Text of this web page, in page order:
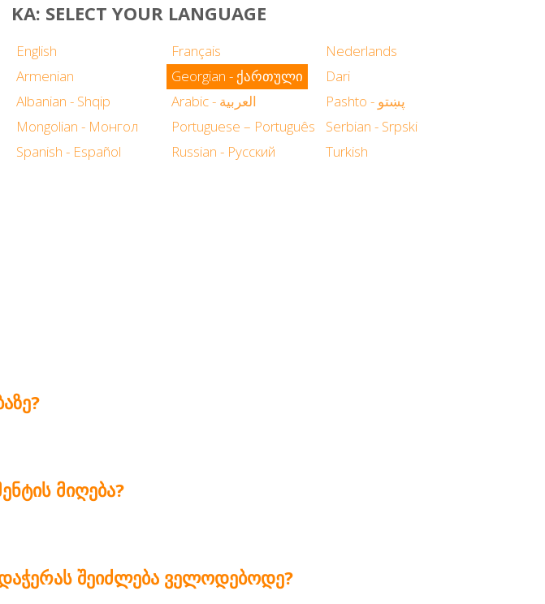
KA: SELECT YOUR LANGUAGE
English Français
Nederlands
Armenian
Georgian - ქართული
Dari
Albanian - Shqip
Arabic - العربية
Pashto - پښتو
Mongolian - Монгол
Portuguese – Português
Serbian - Srpski
Spanish - Español
Russian - Русский Turkish
ᲛᲘᲦᲔᲑᲐ?
ᲨᲔᲘᲫᲚᲔᲑᲐ ᲕᲔᲚᲝᲓᲔᲑᲝᲓᲔ?